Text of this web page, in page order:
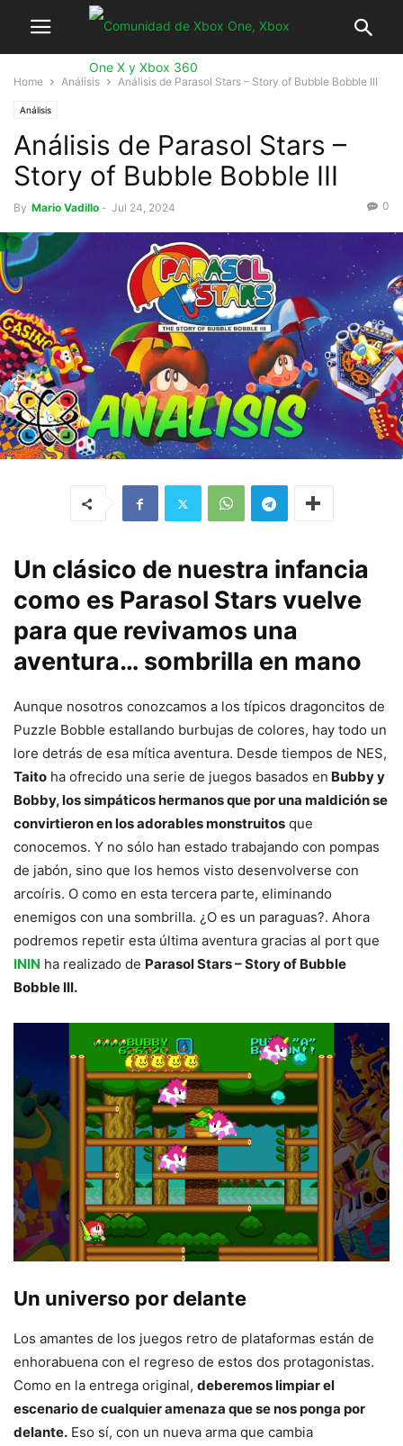
Home Análisis Análisis de Parasol Stars – Story of Bubble Bobble III
Análisis
Análisis de Parasol Stars –
Story of Bubble Bobble III
By Mario Vadillo - Jul 24, 2024 0
Un clásico de nuestra infancia
como es Parasol Stars vuelve
para que revivamos una
aventura… sombrilla en mano
Aunque nosotros conozcamos a los típicos dragoncitos de
Puzzle Bobble estallando burbujas de colores, hay todo un
lore detrás de esa mítica aventura. Desde tiempos de NES,
Taito ha ofrecido una serie de juegos basados en Bubby y
Bobby, los simpáticos hermanos que por una maldición se
convirtieron en los adorables monstruitos que
conocemos. Y no sólo han estado trabajando con pompas
de jabón, sino que los hemos visto desenvolverse con
arcoíris. O como en esta tercera parte, eliminando
enemigos con una sombrilla. ¿O es un paraguas?. Ahora
podremos repetir esta última aventura gracias al port que
ININ ha realizado de Parasol Stars – Story of Bubble
Bobble III.
Un universo por delante
Los amantes de los juegos retro de plataformas están de
enhorabuena con el regreso de estos dos protagonistas.
Como en la entrega original, deberemos limpiar el
escenario de cualquier amenaza que se nos ponga por
delante. Eso sí, con un nueva arma que cambia